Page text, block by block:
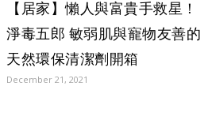
【居家】懶人與富貴手救星！
淨毒五郎 敏弱肌與寵物友善的
天然環保清潔劑開箱
December 21, 2021